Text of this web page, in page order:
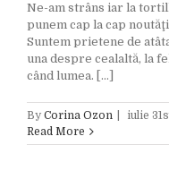
Ne-am strâns iar la
punem cap la cap
Suntem prietene de
una despre cealaltă, la
când lumea. [...]
By Corina Ozon iulie
Read More